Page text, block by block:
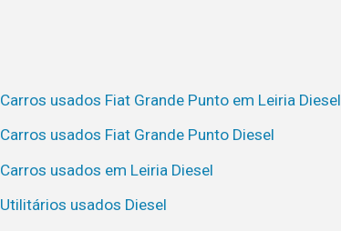
Carros usados Fiat Grande Punto em Leiria Diesel
Carros usados Fiat Grande Punto Diesel
Carros usados em Leiria Diesel
Utilitários usados Diesel